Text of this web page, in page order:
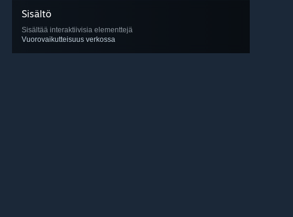
Sisältö
Sisältää interaktiivisia elementtejä
Vuorovaikutteisuus verkossa